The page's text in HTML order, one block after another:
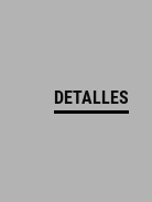
DETALLES